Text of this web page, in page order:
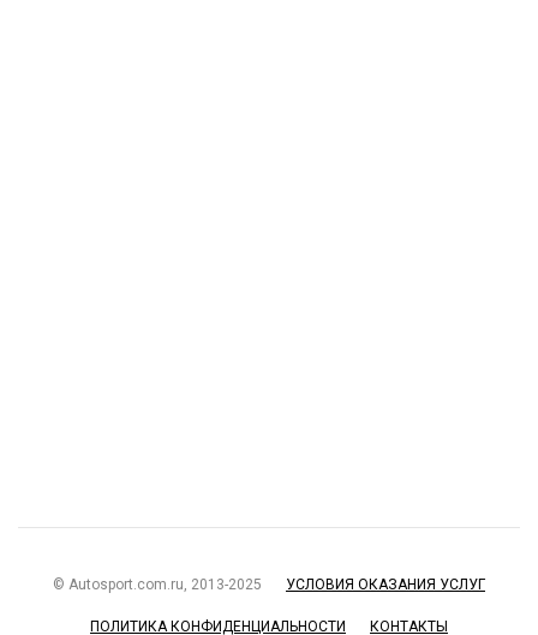
© Autosport.com.ru, 2013-2025 УСЛОВИЯ ОКАЗАНИЯ УСЛУГ
ПОЛИТИКА КОНФИДЕНЦИАЛЬНОСТИ КОНТАКТЫ